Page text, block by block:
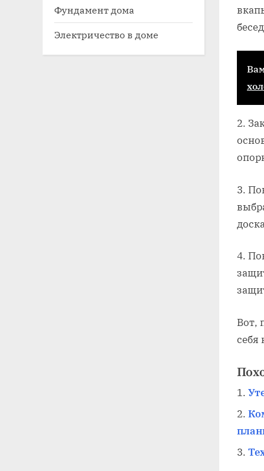
2.
3.
4.
Вот,
себя
Фундамент дома
Электричество в доме